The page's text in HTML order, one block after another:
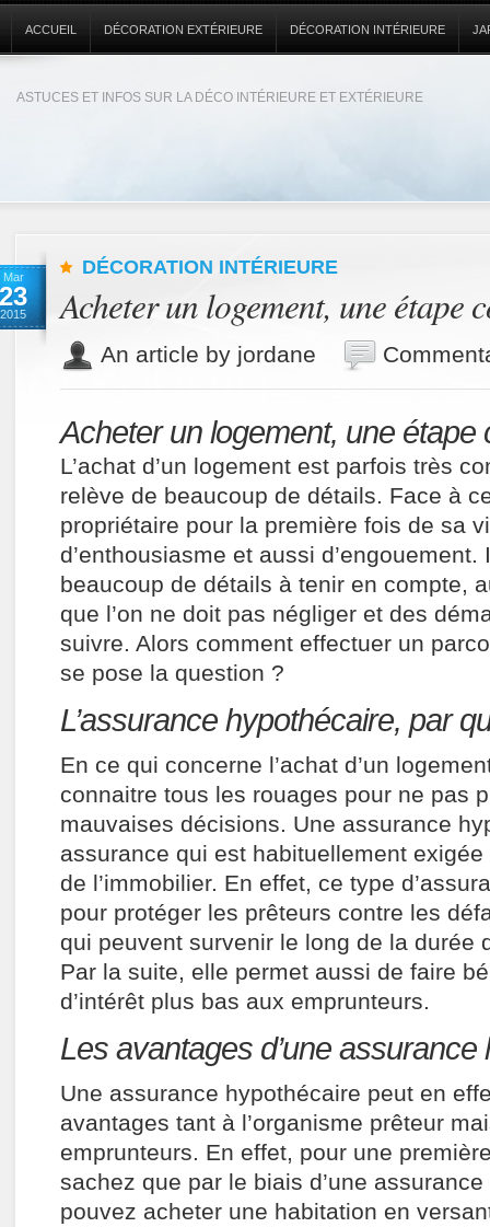
ASTUCES ET INFOS SUR LA DÉCO INTÉRIEURE ET EXTÉRIEURE
ACCUEIL DÉCORATION EXTÉRIEURE DÉCORATION INTÉRIEURE
Mar
23
2015
DÉCORATION INTÉRIEURE
Acheter un logement, une étape
An article by jordane
Acheter un logement, une étape
L’achat d’un logement est parfois très
relève de beaucoup de détails. Face à
propriétaire pour la première fois de sa
d’enthousiasme et aussi
beaucoup de détails à tenir en compte,
que l’on ne doit pas négliger et des
suivre. Alors comment effectuer un
se pose la question ?
L’assurance hypothécaire, par
En ce qui concerne l’achat d’un
connaitre tous les rouages pour ne pas
mauvaises décisions. Une assurance
assurance qui est habituellement
de l’immobilier. En effet, ce type
pour protéger les prêteurs contre les
qui peuvent survenir le long de la durée
Par la suite, elle permet aussi de faire
d’intérêt plus bas aux emprunteurs.
Les avantages d’une assurance
Une assurance hypothécaire peut en
avantages tant à l’organisme prêteur
emprunteurs. En effet, pour une
sachez que par le biais d’une
pouvez acheter une habitation en